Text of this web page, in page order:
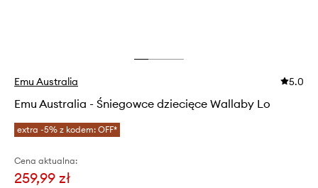
Emu Australia 5.0
Emu Australia - Śniegowce dziecięce Wallaby Lo
extra -5% z kodem: OFF*
Cena aktualna:
259,99 zł